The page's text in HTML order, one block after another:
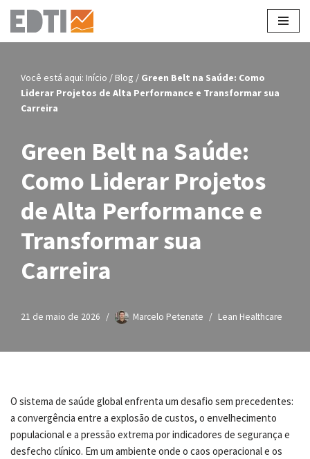
Pular
conteúdo
Você está aqui: Início / Blog / Green Belt na Saúde: Como
Liderar Projetos de Alta Performance e Transformar sua
Carreira
Green Belt na Saúde:
Como Liderar Projetos
de Alta Performance e
Transformar sua
Carreira
21 de maio de 2026 Marcelo Petenate Lean Healthcare
O sistema de saúde global enfrenta um desafio sem precedentes:
a convergência entre a explosão de custos, o envelhecimento
populacional e a pressão extrema por indicadores de segurança e
desfecho clínico. Em um ambiente onde o caos operacional e os